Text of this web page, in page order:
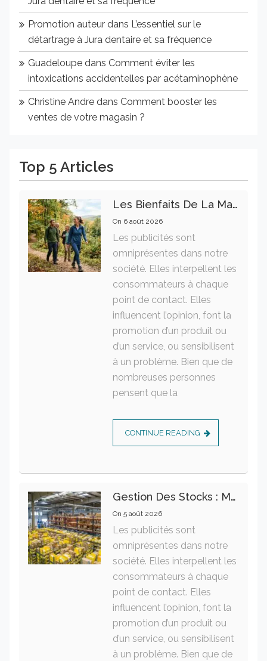
Promotion auteur dans L’essentiel sur le
détartrage à Jura dentaire et sa fréquence
Guadeloupe dans Comment éviter les
intoxications accidentelles par acétaminophène
Christine Andre dans Comment booster les
ventes de votre magasin ?
Top 5 Articles
Les Bienfaits De La Marche Sur La Santé Physique Et Mentale
On 6 août 2026
Les publicités sont
omniprésentes dans notre
société. Elles interpellent les
consommateurs à chaque
point de contact. Elles
influencent l’opinion, font la
promotion d’un produit ou
d’un service, ou sensibilisent
à un problème. Bien que de
nombreuses personnes
pensent que la
CONTINUE READING
Gestion Des Stocks : Meilleures Pratiques Intralogistiques
On 5 août 2026
Les publicités sont
omniprésentes dans notre
société. Elles interpellent les
consommateurs à chaque
point de contact. Elles
influencent l’opinion, font la
promotion d’un produit ou
d’un service, ou sensibilisent
à un problème. Bien que de